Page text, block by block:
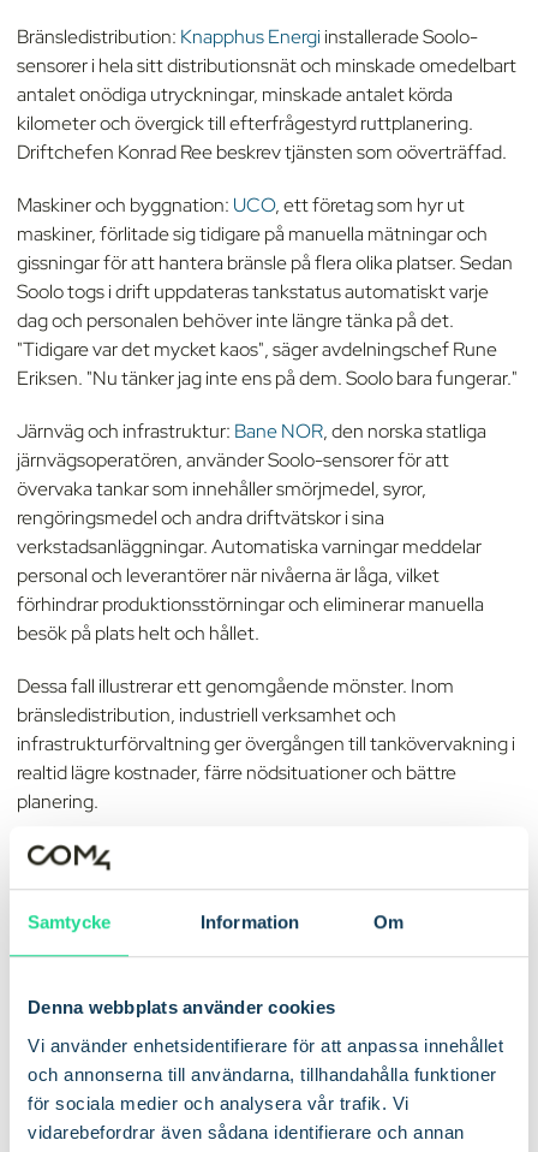
Samtycke Information Om
Denna webbplats använder cookies
Vi använder enhetsidentifierare för att anpassa innehållet
och annonserna till användarna, tillhandahålla funktioner
för sociala medier och analysera vår trafik. Vi
vidarebefordrar även sådana identifierare och annan
Bränsledistribution: Knapphus Energiinstallerade Soolo-
sensorer i hela sitt distributionsnät och minskade omedelbart
antalet onödiga utryckningar, minskade antalet körda
kilometer och övergick till efterfrågestyrd ruttplanering.
Driftchefen Konrad Ree beskrev tjänsten som oöverträffad.
Maskiner och byggnation: UCO, ett företag som hyr ut
maskiner, förlitade sig tidigare på manuella mätningar och
gissningar för att hantera bränsle på flera olika platser. Sedan
Soolo togs i drift uppdateras tankstatus automatiskt varje
dag och personalen behöver inte längre tänka på det.
"Tidigare var det mycket kaos", säger avdelningschef Rune
Eriksen. "Nu tänker jag inte ens på dem. Soolo bara fungerar."
Järnväg och infrastruktur: Bane NOR, den norska statliga
järnvägsoperatören, använder Soolo-sensorer för att
övervaka tankar som innehåller smörjmedel, syror,
rengöringsmedel och andra driftvätskor i sina
verkstadsanläggningar. Automatiska varningar meddelar
personal och leverantörer när nivåerna är låga, vilket
förhindrar produktionsstörningar och eliminerar manuella
besök på plats helt och hållet.
Dessa fall illustrerar ett genomgående mönster. Inom
bränsledistribution, industriell verksamhet och
infrastrukturförvaltning ger övergången till tankövervakning i
realtid lägre kostnader, färre nödsituationer och bättre
planering.
AffärsnyttanmedIoT-
tankövervakning
Utan realtidsövervakning kan utnyttjandegraden för tankbilar
inom bränsledistribution vara så låg som 50 procent. Det
innebär att hälften av all transportkapacitet, alla förartimmar
och all bränsleförbrukning inom logistiken går till spillo. Med